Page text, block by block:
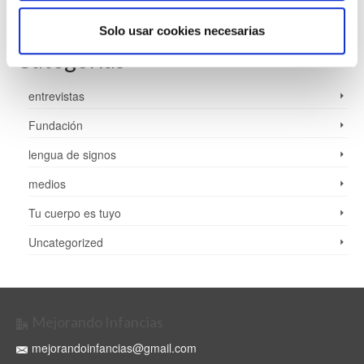
Solo usar cookies necesarias
diciembre 2020
Categorías
entrevistas
Fundación
lengua de signos
medios
Tu cuerpo es tuyo
Uncategorized
mejorandoinfancias@gmail.com